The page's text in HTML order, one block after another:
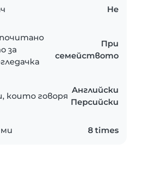
Не
за
При
семейството
които говоря
Английски
Персийски
8 times